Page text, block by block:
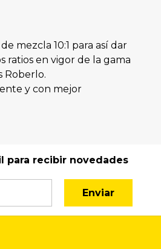
mezcla 10:1 para así dar
ratios en vigor de la gama
Roberlo.
y con mejor
para recibir novedades
Enviar